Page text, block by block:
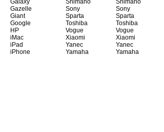
Galaxy
Gazelle
Giant
Google
HP
iMac
iPad
iPhone
Shimano
Sony
Sparta
Toshiba
Vogue
Xiaomi
Yanec
Yamaha
Shimano
Sony
Sparta
Toshiba
Vogue
Xiaomi
Yanec
Yamaha